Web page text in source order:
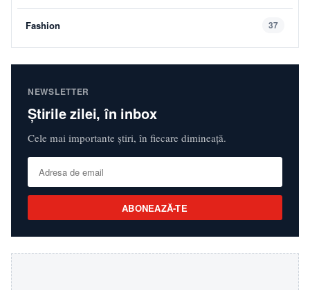
Fashion 37
NEWSLETTER
Știrile zilei, în inbox
Cele mai importante știri, în fiecare dimineață.
ABONEAZĂ-TE